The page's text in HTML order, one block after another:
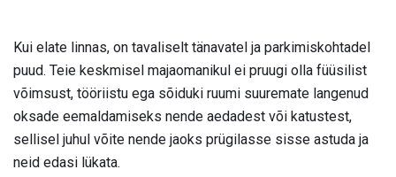
Kui elate linnas, on tavaliselt tänavatel ja parkimiskohtadel
puud. Teie keskmisel majaomanikul ei pruugi olla füüsilist
võimsust, tööriistu ega sõiduki ruumi suuremate langenud
oksade eemaldamiseks nende aedadest või katustest,
sellisel juhul võite nende jaoks prügilasse sisse astuda ja
neid edasi lükata.